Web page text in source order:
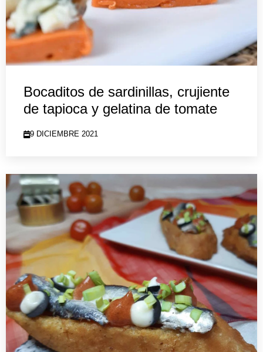
Bocaditos de sardinillas, crujiente
de tapioca y gelatina de tomate
9 DICIEMBRE 2021